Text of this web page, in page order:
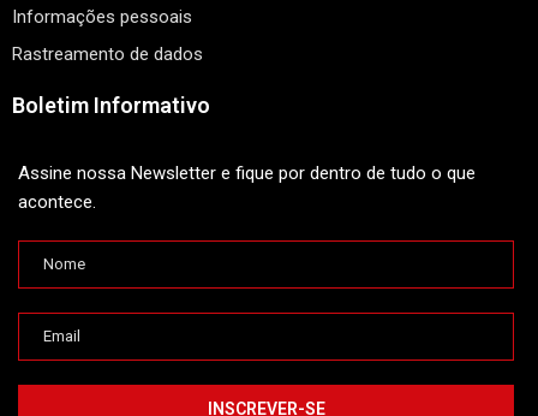
Informações pessoais
Rastreamento de dados
Boletim Informativo
Assine nossa Newsletter e fique por dentro de tudo o que
acontece.